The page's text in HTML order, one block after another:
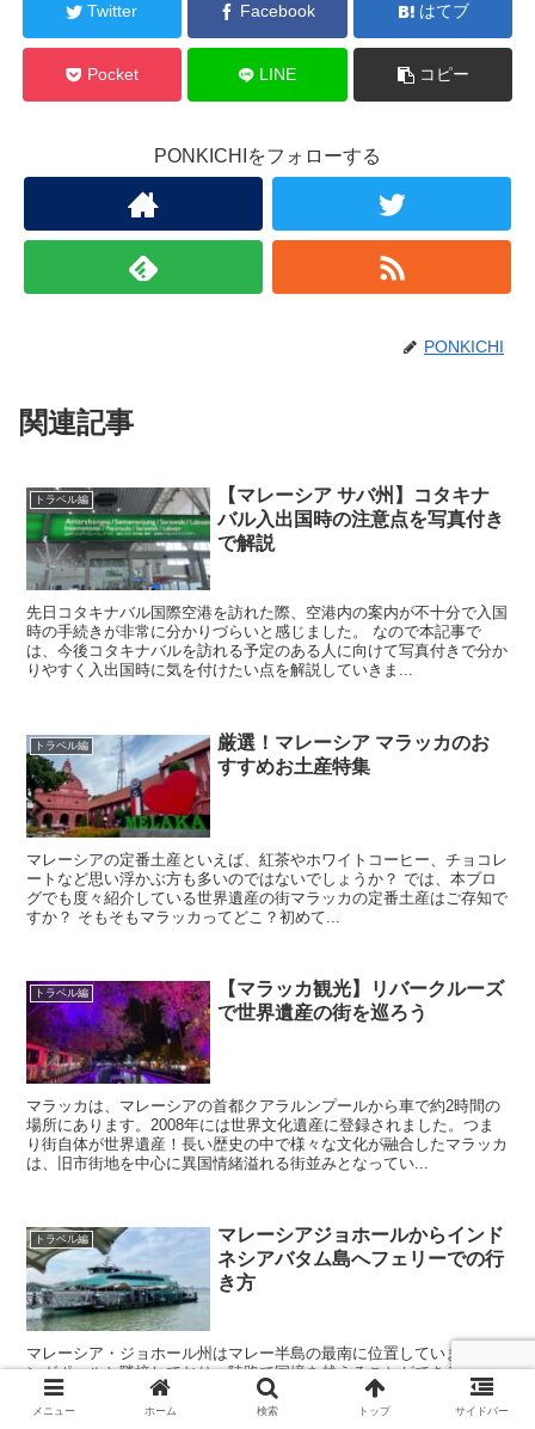
Twitter Facebook はてブ
Pocket LINE コピー
PONKICHIをフォローする
PONKICHI
関連記事
トラベル編
【マレーシア サバ州】コタキナ
バル入出国時の注意点を写真付き
で解説
先日コタキナバル国際空港を訪れた際、空港内の案内が不十分で入国
時の手続きが非常に分かりづらいと感じました。 なので本記事で
は、今後コタキナバルを訪れる予定のある人に向けて写真付きで分か
りやすく入出国時に気を付けたい点を解説していきま...
トラベル編
厳選！マレーシア マラッカのお
すすめお土産特集
マレーシアの定番土産といえば、紅茶やホワイトコーヒー、チョコレ
ートなど思い浮かぶ方も多いのではないでしょうか？ では、本ブロ
グでも度々紹介している世界遺産の街マラッカの定番土産はご存知で
すか？ そもそもマラッカってどこ？初めて...
トラベル編
【マラッカ観光】リバークルーズ
で世界遺産の街を巡ろう
マラッカは、マレーシアの首都クアラルンプールから車で約2時間の
場所にあります。2008年には世界文化遺産に登録されました。つま
り街自体が世界遺産！長い歴史の中で様々な文化が融合したマラッカ
は、旧市街地を中心に異国情緒溢れる街並みとなってい...
トラベル編
マレーシアジョホールからインド
ネシアバタム島へフェリーでの行
き方
マレーシア・ジョホール州はマレー半島の最南に位置しています。シ
ンガポールと隣接しており、陸路で国境を越えることができることで
も有名ですね。 実はシンガポールだけでなく、インドネシアもマレ
ーシアと距離的に近い国で、特にインドネシア・バ...
メニュー ホーム 検索 トップ サイドバー